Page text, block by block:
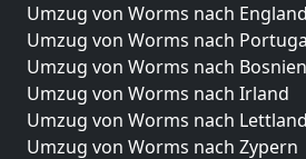
Umzug von Worms nach England
Umzug von Worms nach
Umzug von Worms nach
Umzug von Worms nach Irland
Umzug von Worms nach Lettland
Umzug von Worms nach Zypern